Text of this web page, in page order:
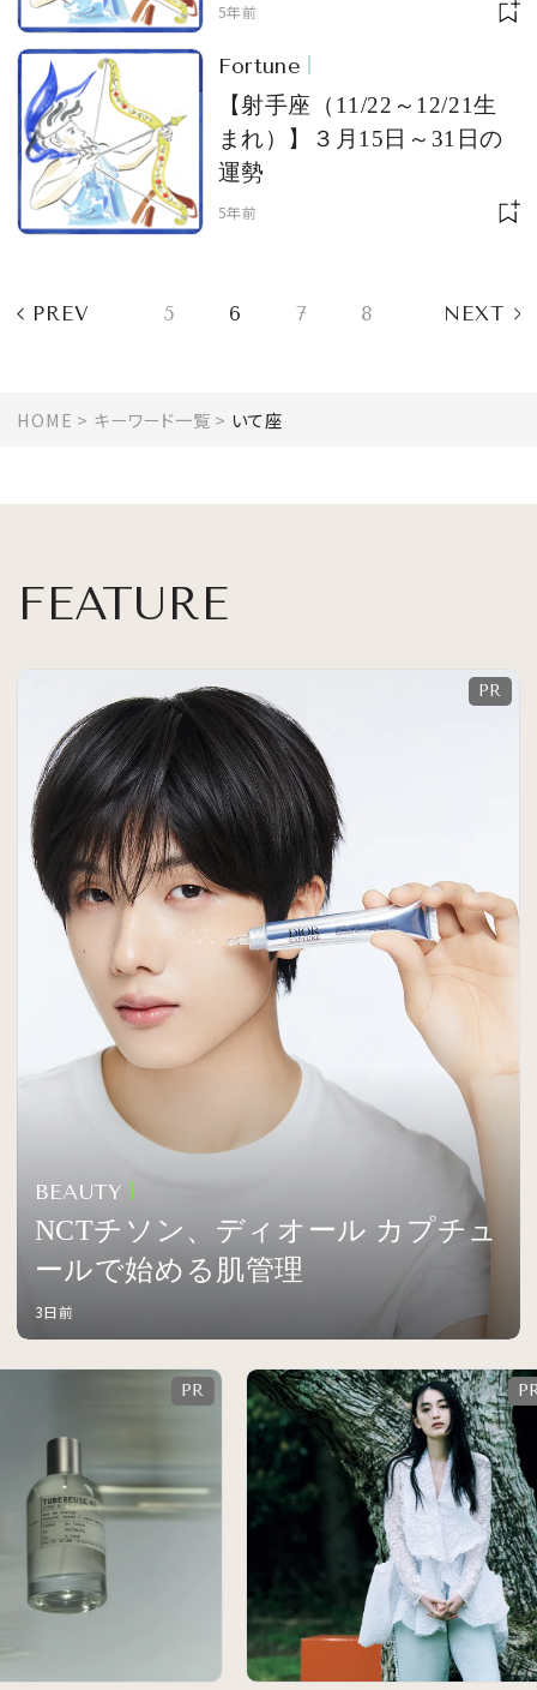
5年前
Fortune
【射手座（11/22～12/21生
まれ）】３月15日～31日の
運勢
5年前
PREV 5 6 7 8 NEXT
HOME キーワード一覧 いて座
FEATURE
BEAUTY
NCTチソン、ディオール カプチュ
ールで始める肌管理
3日前